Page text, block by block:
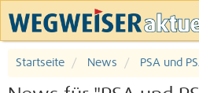
Startseite News PSA und